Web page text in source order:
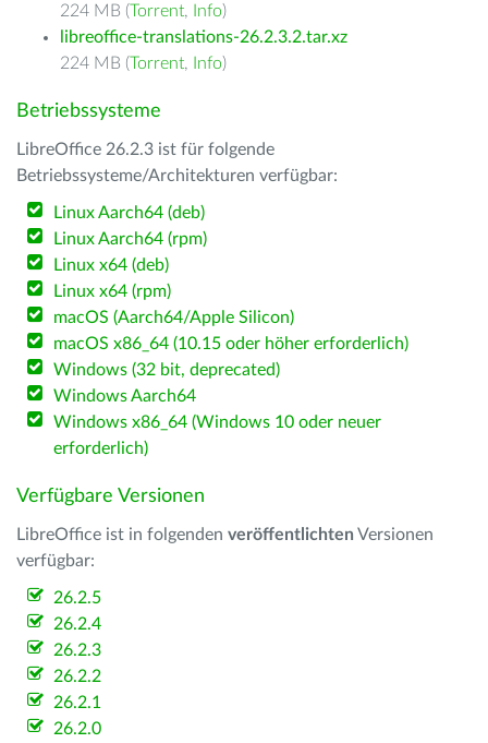
224 MB (Torrent, Info)
libreoffice-translations-26.2.3.2.tar.xz
224 MB (Torrent, Info)
Betriebssysteme
LibreOffice 26.2.3 ist für folgende
Betriebssysteme/Architekturen verfügbar:
Linux Aarch64 (deb)
Linux Aarch64 (rpm)
Linux x64 (deb)
Linux x64 (rpm)
macOS (Aarch64/Apple Silicon)
macOS x86_64 (10.15 oder höher erforderlich)
Windows (32 bit, deprecated)
Windows Aarch64
Windows x86_64 (Windows 10 oder neuer
erforderlich)
Verfügbare Versionen
LibreOffice ist in folgenden veröffentlichten Versionen
verfügbar:
26.2.5
26.2.4
26.2.3
26.2.2
26.2.1
26.2.0